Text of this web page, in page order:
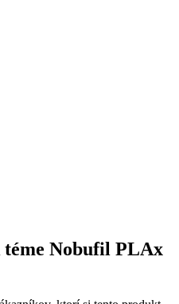
téme Nobufil PLAx